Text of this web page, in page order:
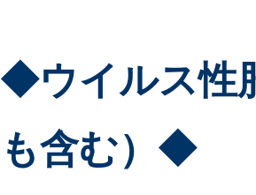
◆ウイルス性
も含む）◆